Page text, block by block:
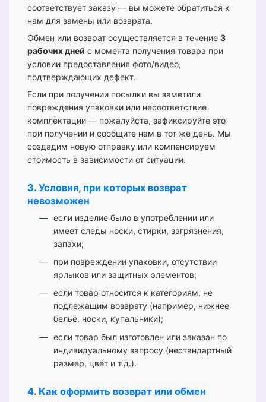
соответствует заказу — вы можете обратиться к
нам для замены или возврата.
Обмен или возврат осуществляется в течение 3
рабочих дней с момента получения товара при
условии предоставления фото/видео,
подтверждающих дефект.
Если при получении посылки вы заметили
повреждения упаковки или несоответствие
комплектации — пожалуйста, зафиксируйте это
при получении и сообщите нам в тот же день. Мы
создадим новую отправку или компенсируем
стоимость в зависимости от ситуации.
3. Условия, при которых возврат
невозможен
если изделие было в употреблении или
имеет следы носки, стирки, загрязнения,
запахи;
при повреждении упаковки, отсутствии
ярлыков или защитных элементов;
если товар относится к категориям, не
подлежащим возврату (например, нижнее
бельё, носки, купальники);
если товар был изготовлен или заказан по
индивидуальному запросу (нестандартный
размер, цвет и т.д.).
4. Как оформить возврат или обмен